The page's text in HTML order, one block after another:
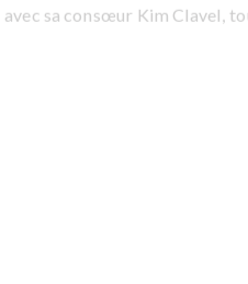
avec sa consœur Kim Clavel,